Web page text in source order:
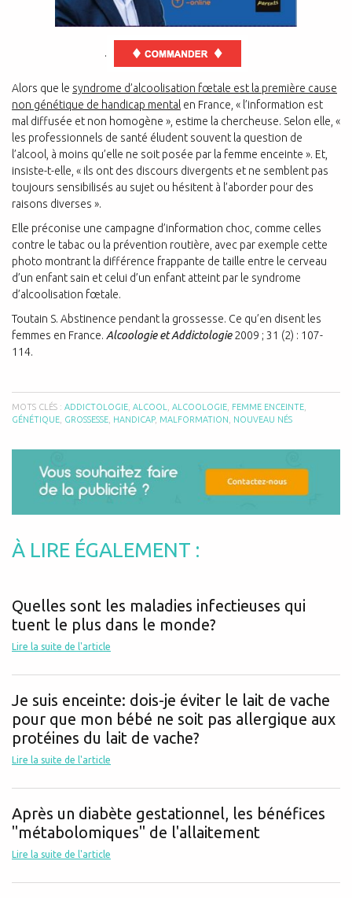
.
Alors que le syndrome d’alcoolisation fœtale est la première cause
non génétique de handicap mental en France, « l’information est
mal diffusée et non homogène », estime la chercheuse. Selon elle, «
les professionnels de santé éludent souvent la question de
l’alcool, à moins qu’elle ne soit posée par la femme enceinte ». Et,
insiste-t-elle, « ils ont des discours divergents et ne semblent pas
toujours sensibilisés au sujet ou hésitent à l’aborder pour des
raisons diverses ».
Elle préconise une campagne d’information choc, comme celles
contre le tabac ou la prévention routière, avec par exemple cette
photo montrant la différence frappante de taille entre le cerveau
d’un enfant sain et celui d’un enfant atteint par le syndrome
d’alcoolisation fœtale.
Toutain S. Abstinence pendant la grossesse. Ce qu’en disent les
femmes en France. Alcoologie et Addictologie2009 ; 31 (2) : 107-
114.
MOTS CLÉS : ADDICTOLOGIE ALCOOL ALCOOLOGIE FEMME ENCEINTE
GÉNÉTIQUE GROSSESSE HANDICAP, MALFORMATION NOUVEAU NÉS
À LIRE ÉGALEMENT :
Quelles sont les maladies infectieuses qui
tuent le plus dans le monde?
Lire la suite de l'article
Je suis enceinte: dois-je éviter le lait de vache
pour que mon bébé ne soit pas allergique aux
protéines du lait de vache?
Lire la suite de l'article
Après un diabète gestationnel, les bénéfices
"métabolomiques" de l'allaitement
Lire la suite de l'article